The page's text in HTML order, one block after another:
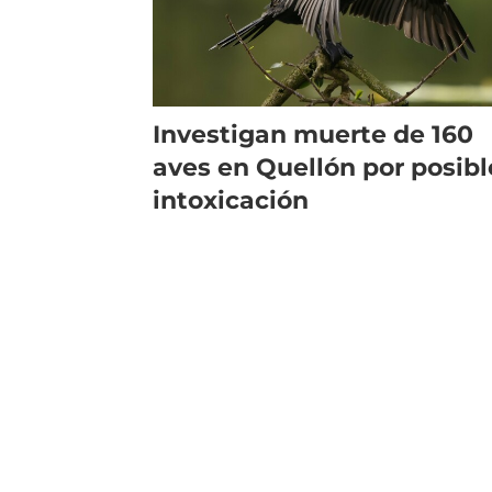
Investigan muerte de 160
aves en Quellón por
intoxicación